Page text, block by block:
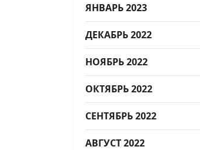
ЯНВАРЬ 2023
ДЕКАБРЬ 2022
НОЯБРЬ 2022
ОКТЯБРЬ 2022
СЕНТЯБРЬ 2022
АВГУСТ 2022